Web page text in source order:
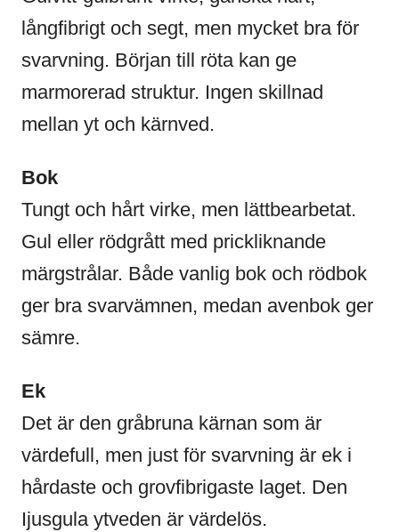
långfibrigt och segt, men mycket bra för
svarvning. Början till röta kan ge
marmorerad struktur. Ingen skillnad
mellan yt och kärnved.
Bok
Tungt och hårt virke, men lättbearbetat.
Gul eller rödgrått med prickliknande
märgstrålar. Både vanlig bok och rödbok
ger bra svarvämnen, medan avenbok ger
sämre.
Ek
Det är den gråbruna kärnan som är
värdefull, men just för svarvning är ek i
hårdaste och grovfibrigaste laget. Den
Ijusgula ytveden är värdelös.